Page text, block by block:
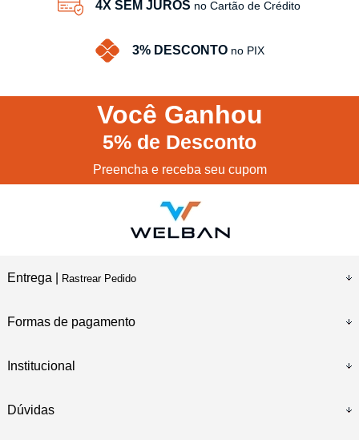
4X SEM JUROS no Cartão de Crédito
3% DESCONTO no PIX
Você Ganhou
5% de Desconto
Preencha e receba seu cupom
Entrega | Rastrear Pedido
Formas de pagamento
Institucional
Dúvidas